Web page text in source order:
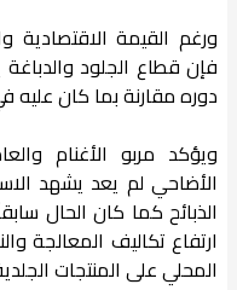
ورغم القيمة الاقتصادية
فإن قطاع الجلود
دوره مقارنة بما كان عليه
ويؤكد مربو الأغنام
الأضاحي لم يعد يشهد
الذبائح كما كان الحال
ارتفاع تكاليف المعالجة
المحلي على المنتجات